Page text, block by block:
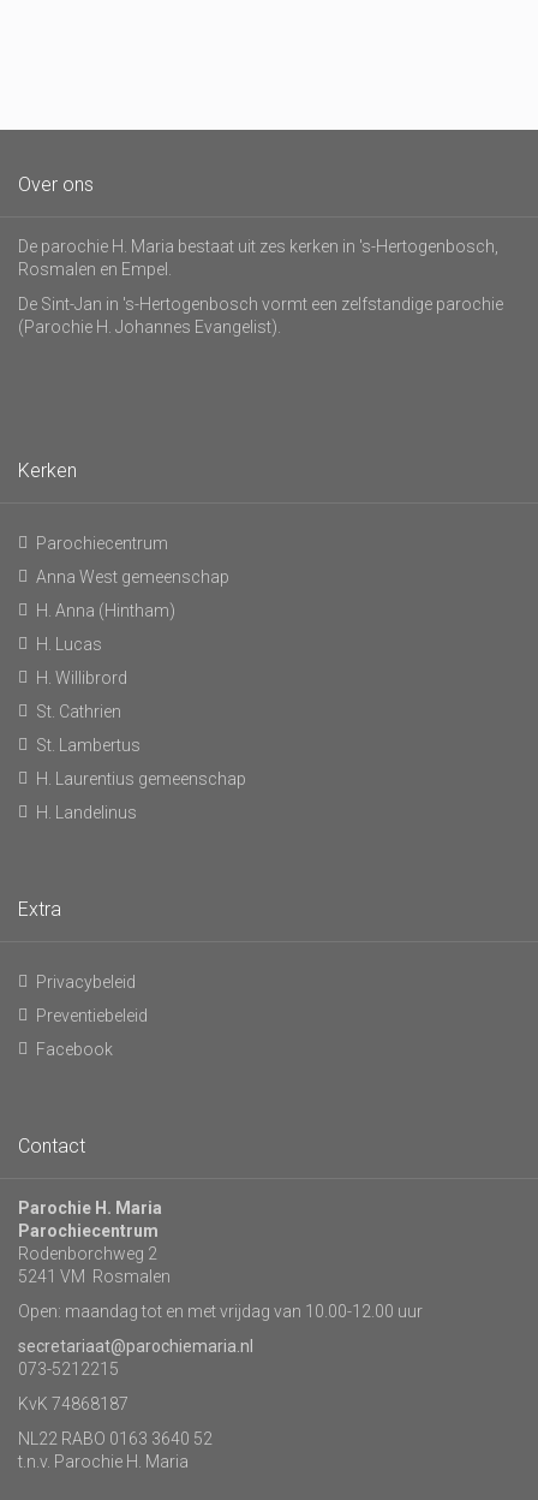
Over ons
De parochie H. Maria bestaat uit zes kerken in 's-Hertogenbosch,
Rosmalen en Empel.
De Sint-Jan in 's-Hertogenbosch vormt een zelfstandige parochie
(Parochie H. Johannes Evangelist).
Kerken
Parochiecentrum
Anna West gemeenschap
H. Anna (Hintham)
H. Lucas
H. Willibrord
St. Cathrien
St. Lambertus
H. Laurentius gemeenschap
H. Landelinus
Extra
Privacybeleid
Preventiebeleid
Facebook
Contact
Parochie H. Maria
Parochiecentrum
Rodenborchweg 2
5241 VM Rosmalen
Open: maandag tot en met vrijdag van 10.00-12.00 uur
secretariaat@parochiemaria.nl
073-5212215
KvK 74868187
NL22 RABO 0163 3640 52
t.n.v. Parochie H. Maria